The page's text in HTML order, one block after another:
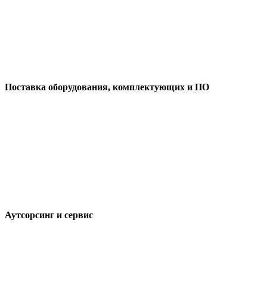
Поставка оборудования, комплектующих и ПО
Аутсорсинг и сервис